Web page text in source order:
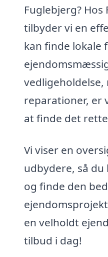
Fuglebjerg? Hos
tilbyder vi en
kan finde lokale
reparationer, er
at finde det
Vi viser en
udbydere, så
og finde den
en velholdt
tilbud i dag!